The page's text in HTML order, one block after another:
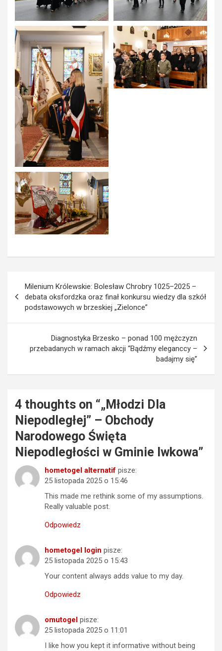
wpisu
Milenium Królewskie: Bolesław Chrobry 1025–2025 –
debata oksfordzka oraz finał konkursu wiedzy dla szkół
podstawowych w brzeskiej „Zielonce”
Diagnostyka Brzesko – ponad 100 mężczyzn
przebadanych w ramach akcji “Bądźmy eleganccy –
badajmy się”
4 thoughts on “„Młodzi Dla
Niepodległej” – Obchody
Narodowego Święta
Niepodległości w Gminie Iwkowa”
hometogel alternatif pisze:
25 listopada 2025 o 15:46
This made me rethink some of my assumptions.
Really valuable post.
Odpowiedz
hometogel login pisze:
25 listopada 2025 o 15:43
Your content always adds value to my day.
Odpowiedz
omutogel pisze:
25 listopada 2025 o 11:01
I like how you kept it informative without being